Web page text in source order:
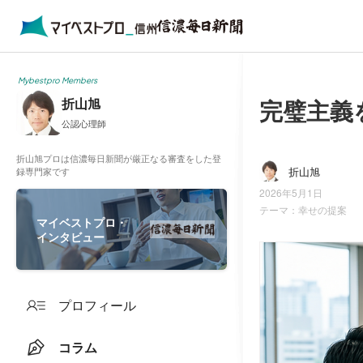
Mybestpro Members
折山旭
公認心理師
折山旭プロは信濃毎日新聞が厳正なる審査をした登
録専門家です
マイベストプロ・
インタビュー
プロフィール
コラム
完璧主
折山旭
2026年5月1日
テーマ： 幸せの提案